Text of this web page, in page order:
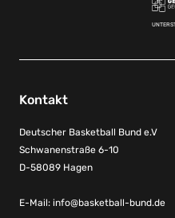
Kontakt
Deutscher Basketball Bund e.V
Schwanenstraße 6-10
D-58089 Hagen
E-Mail: info@basketball-bund.de